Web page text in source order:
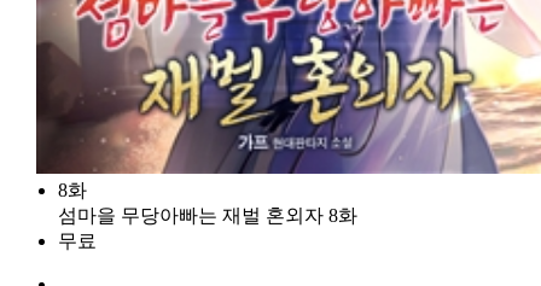
8화
섬마을 무당아빠는 재벌 혼외자 8화
무료